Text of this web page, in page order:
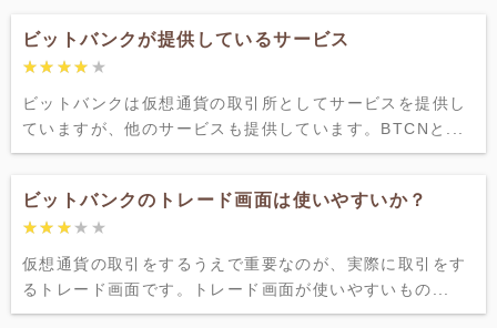
ビットバンクが提供しているサービス
★★★★★
★★★★★
ビットバンクは仮想通貨の取引所としてサービスを提供し
ていますが、他のサービスも提供しています。BTCNと...
ビットバンクのトレード画面は使いやすいか？
★★★★★
★★★★★
仮想通貨の取引をするうえで重要なのが、実際に取引をす
るトレード画面です。トレード画面が使いやすいもの...